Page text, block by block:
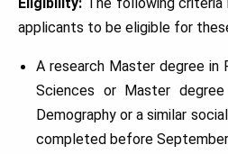
applicants to be eligible for
A research Master degree in
Sciences or Master degree
Demography or a similar
completed before